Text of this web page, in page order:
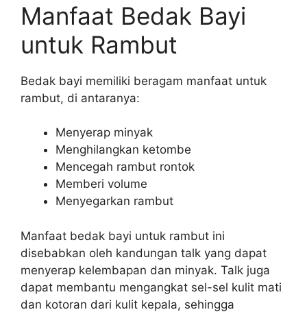
Manfaat Bedak Bayi
untuk Rambut
Bedak bayi memiliki beragam manfaat untuk
rambut, di antaranya:
Menyerap minyak
Menghilangkan ketombe
Mencegah rambut rontok
Memberi volume
Menyegarkan rambut
Manfaat bedak bayi untuk rambut ini
disebabkan oleh kandungan talk yang dapat
menyerap kelembapan dan minyak. Talk juga
dapat membantu mengangkat sel-sel kulit mati
dan kotoran dari kulit kepala, sehingga